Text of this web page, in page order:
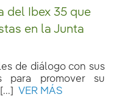
del Ibex 35 que
en la Junta
de diálogo con sus
para promover su
VER MÁS